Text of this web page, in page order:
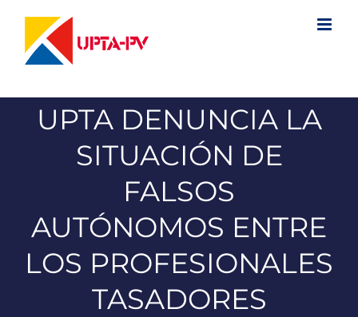
contenido
UPTA DENUNCIA LA
SITUACIÓN DE
FALSOS
AUTÓNOMOS ENTRE
LOS PROFESIONALES
TASADORES